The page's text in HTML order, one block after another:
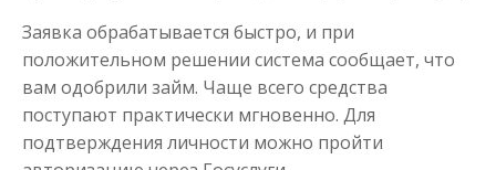
Заявка обрабатывается быстро, и при
положительном решении система сообщает, что
вам одобрили займ. Чаще всего средства
поступают практически мгновенно. Для
подтверждения личности можно пройти